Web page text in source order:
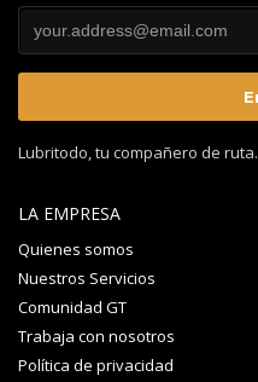
Lubritodo, tu compañero de ruta.
LA EMPRESA
Quienes somos
Nuestros Servicios
Comunidad GT
Trabaja con nosotros
Política de privacidad